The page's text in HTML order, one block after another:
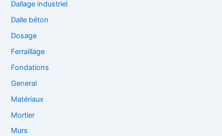
Dallage industriel
Dalle béton
Dosage
Ferraillage
Fondations
General
Matériaux
Mortier
Murs